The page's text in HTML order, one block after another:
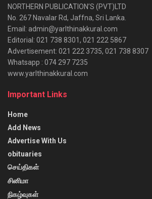
NORTHERN PUBLICATION’S (PVT)LTD
No. 267 Navalar Rd, Jaffna, Sri Lanka.
Email: admin@yarlthinakkural.com
Editorial: 021 738 8301, 021 222 5867
Advertisement: 021 222 3735, 021 738 8307
Whatsapp : 074 297 7235
www.yarlthinakkural.com
Important Links
Home
Add News
Advertise With Us
obituaries
செய்திகள்
சினிமா
நிகழ்வுகள்